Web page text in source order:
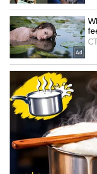
அல்லது
அறிகுறிகள்
உடனே அகற்ற